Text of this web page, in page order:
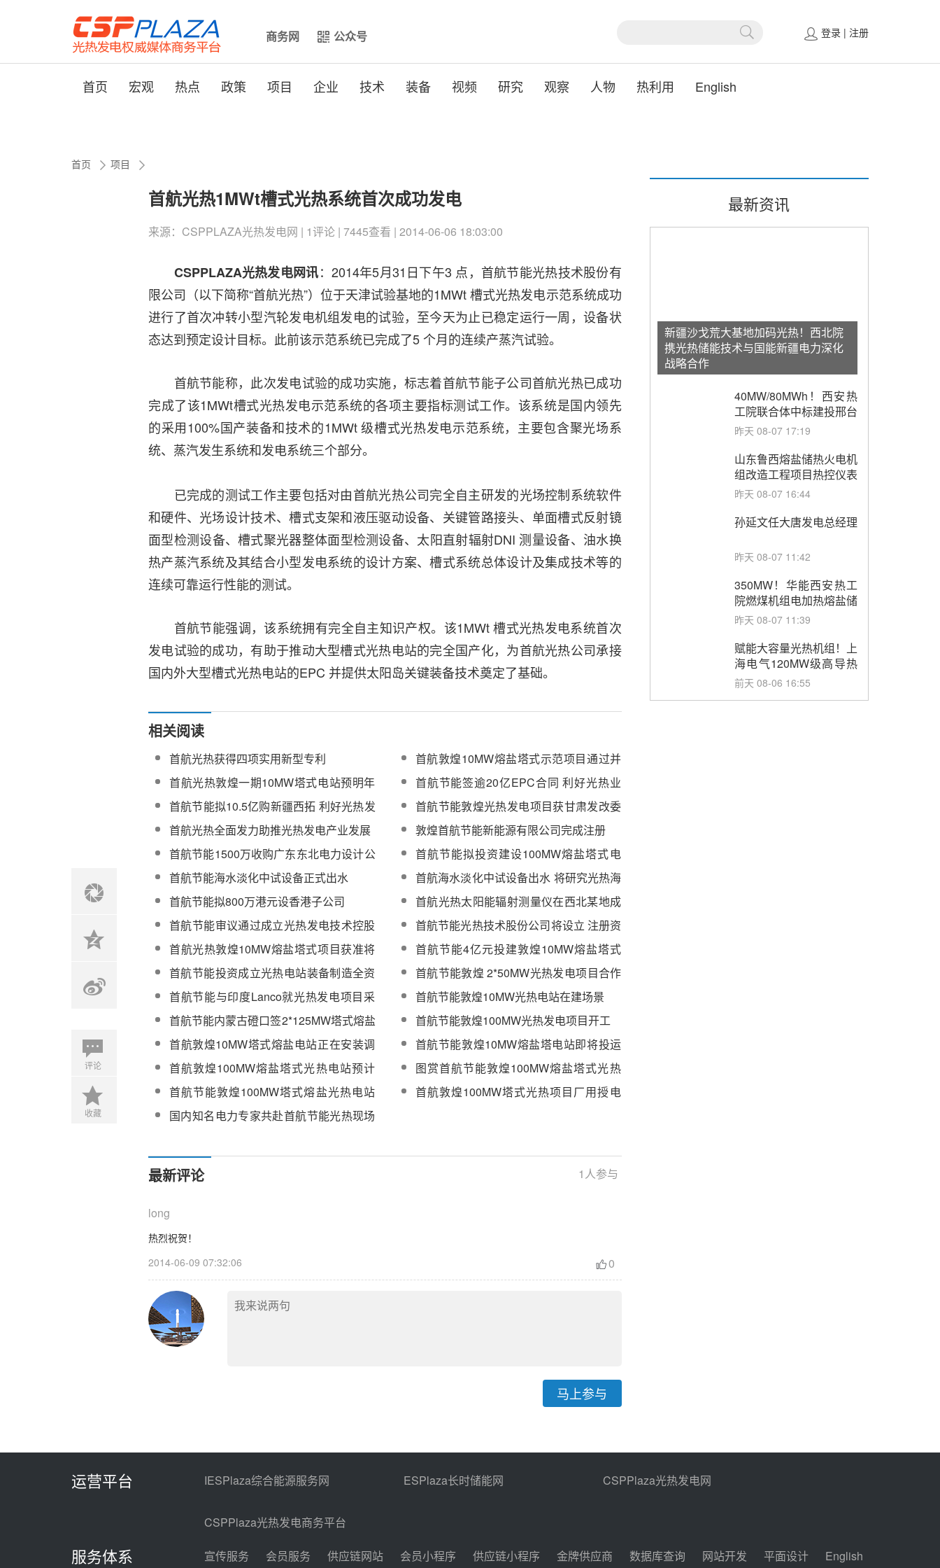
商务网 公众号 登录 | 注册
首页 宏观 热点 政策 项目 企业 技术 装备 视频 研究 观察 人物 热利用 English
首页 项目
首航光热1MWt槽式光热系统首次成功发电
来源：CSPPLAZA光热发电网 | 1评论 | 7445查看 | 2014-06-06 18:03:00
CSPPLAZA光热发电网讯： 2014年5月31日下午3 点， 首航节能光热技术股份有
限公司（以下简称“首航光热”）位于天津试验基地的1MWt 槽式光热发电示范系统成功
进行了首次冲转小型汽轮发电机组发电的试验，至今天为止已稳定运行一周，设备状
态达到预定设计目标。此前该示范系统已完成了5 个月的连续产蒸汽试验。
首航节能称， 此次发电试验的成功实施，标志着首航节能子公司首航光热已成功
完成了该1MWt槽式光热发电示范系统的各项主要指标测试工作。该系统是国内领先
的采用100%国产装备和技术的1MWt 级槽式光热发电示范系统，主要包含聚光场系
统、蒸汽发生系统和发电系统三个部分。
已完成的测试工作主要包括对由首航光热公司完全自主研发的光场控制系统软件
和硬件、光场设计技术、槽式支架和液压驱动设备、关键管路接头、单面槽式反射镜
面型检测设备、槽式聚光器整体面型检测设备、太阳直射辐射DNI 测量设备、油水换
热产蒸汽系统及其结合小型发电系统的设计方案、槽式系统总体设计及集成技术等的
连续可靠运行性能的测试。
首航节能强调，该系统拥有完全自主知识产权。 该1MWt 槽式光热发电系统首次
发电试验的成功，有助于推动大型槽式光热电站的完全国产化，为首航光热公司承接
国内外大型槽式光热电站的EPC 并提供太阳岛关键装备技术奠定了基础。
评论
收藏
相关阅读
首航光热获得四项实用新型专利
首航敦煌10MW熔盐塔式示范项目通过并
网评审
首航光热敦煌一期10MW塔式电站预明年
一季度调试
首航节能签逾20亿EPC合同 利好光热业
务
首航节能拟10.5亿购新疆西拓 利好光热发
电
首航节能敦煌光热发电项目获甘肃发改委
批复
首航光热全面发力助推光热发电产业发展
敦煌首航节能新能源有限公司完成注册
首航节能1500万收购广东东北电力设计公
司
首航节能拟投资建设100MW熔盐塔式电
站
首航节能海水淡化中试设备正式出水
首航海水淡化中试设备出水 将研究光热海
水淡化技术
首航节能拟800万港元设香港子公司
首航光热太阳能辐射测量仪在西北某地成
功通过验收
首航节能审议通过成立光热发电技术控股
子公司议案
首航节能光热技术股份公司将设立 注册资
本1亿元
首航光热敦煌10MW熔盐塔式项目获准将
建
首航节能4亿元投建敦煌10MW熔盐塔式
电站
首航节能投资成立光热电站装备制造全资
子公司
首航节能敦煌 2*50MW光热发电项目合作
框架协议签订
首航节能与印度Lanco就光热发电项目采
购达成初步合作意向
首航节能敦煌10MW光热电站在建场景
首航节能内蒙古磴口签2*125MW塔式熔盐
项目投资意向协议
首航节能敦煌100MW光热发电项目开工
首航敦煌10MW塔式熔盐电站正在安装调
试 预计8月份投运
首航节能敦煌10MW熔盐塔电站即将投运
12月29日将开放参观
首航敦煌100MW熔盐塔式光热电站预计
明年8月并网发电
图赏首航节能敦煌100MW熔盐塔式光热
电站建设现场
首航节能敦煌100MW塔式熔盐光热电站
吸热塔顺利封顶
首航敦煌100MW塔式光热项目厂用授电
国内知名电力专家共赴首航节能光热现场
最新评论 1人参与
long
热烈祝贺！
2014-06-09 07:32:06
0
马上参与
最新资讯
新疆沙戈荒大基地加码光热！西北院
携光热储能技术与国能新疆电力深化
战略合作
40MW/80MWh！西安热
工院联合体中标建投邢台
热电熔盐储热调峰调频改
昨天 08-07 17:19
山东鲁西熔盐储热火电机
组改造工程项目热控仪表
成套设备采购
昨天 08-07 16:44
孙延文任大唐发电总经理
昨天 08-07 11:42
350MW！华能西安热工
院燃煤机组电加热熔盐储
能提升机组灵活性改造项
务采购
昨天 08-07 11:39
赋能大容量光热机组！上
海电气120MW级高导热
空冷发电机通过型式试验
前天 08-06 16:55
运营平台 IESPlaza综合能源服务网 ESPlaza长时储能网 CSPPlaza光热发电网
CSPPlaza光热发电商务平台
服务体系 宣传服务 会员服务 供应链网站 会员小程序 供应链小程序 金牌供应商 数据库查询 网站开发 平面设计 English